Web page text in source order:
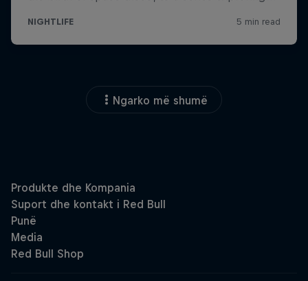
Ngarko më shumë